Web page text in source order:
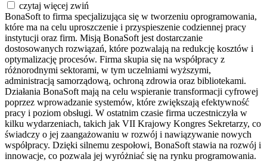
czytaj więcej zwiń
BonaSoft to firma specjalizująca się w tworzeniu oprogramowania,
które ma na celu uproszczenie i przyspieszenie codziennej pracy
instytucji oraz firm. Misją BonaSoft jest dostarczanie
dostosowanych rozwiązań, które pozwalają na redukcję kosztów i
optymalizację procesów. Firma skupia się na współpracy z
różnorodnymi sektorami, w tym uczelniami wyższymi,
administracją samorządową, ochroną zdrowia oraz bibliotekami.
Działania BonaSoft mają na celu wspieranie transformacji cyfrowej
poprzez wprowadzanie systemów, które zwiększają efektywność
pracy i poziom obsługi. W ostatnim czasie firma uczestniczyła w
kilku wydarzeniach, takich jak VII Krajowy Kongres Sekretarzy, co
świadczy o jej zaangażowaniu w rozwój i nawiązywanie nowych
współpracy. Dzięki silnemu zespołowi, BonaSoft stawia na rozwój i
innowacje, co pozwala jej wyróżniać się na rynku programowania.